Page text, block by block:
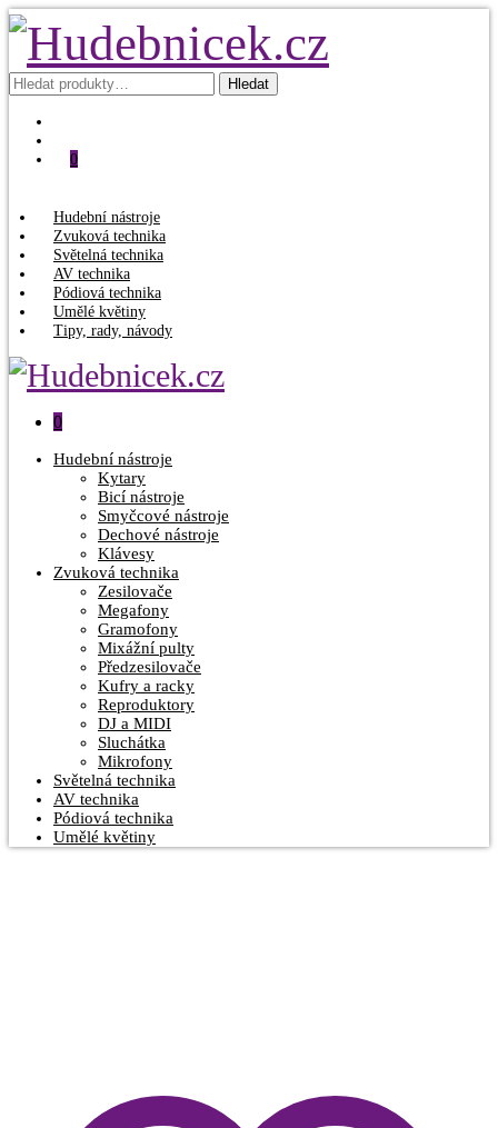
Hledat: Hledat
0
Hudební nástroje
Zvuková technika
Světelná technika
AV technika
Pódiová technika
Umělé květiny
Tipy, rady, návody
0
Hudební nástroje
Kytary
Bicí nástroje
Smyčcové nástroje
Dechové nástroje
Klávesy
Zvuková technika
Zesilovače
Megafony
Gramofony
Mixážní pulty
Předzesilovače
Kufry a racky
Reproduktory
DJ a MIDI
Sluchátka
Mikrofony
Světelná technika
AV technika
Pódiová technika
Umělé květiny